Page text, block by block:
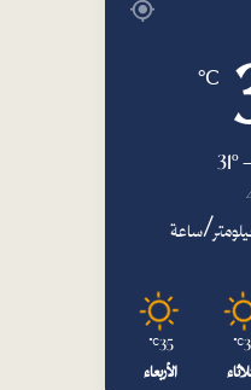
℃
℃
35
℃
الأربعاء